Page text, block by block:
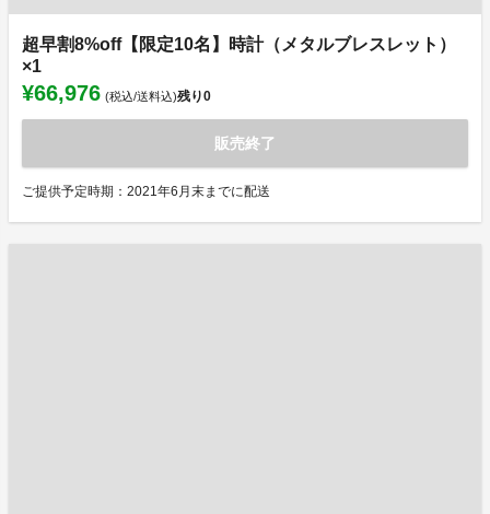
超早割8%off【限定10名】時計（メタルブレスレット）
×1
¥66,976 (税込/送料込)残り0
販売終了
ご提供予定時期：2021年6月末までに配送